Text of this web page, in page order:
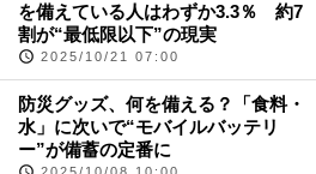
を備えている人はわずか3.3％ 約7
割が“最低限以下”の現実
2025/10/21 07:00
防災グッズ、何を備える？「食料・
水」に次いで“モバイルバッテリ
ー”が備蓄の定番に